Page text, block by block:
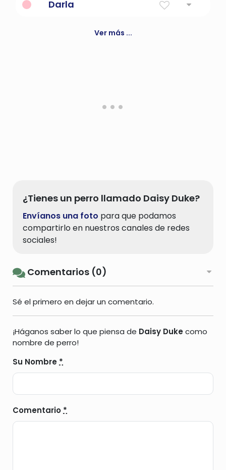
Darla
Ver más ...
¿Tienes un perro llamado Daisy Duke?
Envíanos una foto para que podamos
compartirlo en nuestros canales de redes
sociales!
Comentarios (0)
Sé el primero en dejar un comentario.
¡Háganos saber lo que piensa de Daisy Dukecomo
nombre de perro!
Su Nombre *
Comentario *